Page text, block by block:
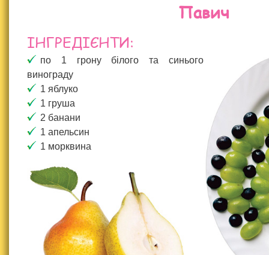
Павич
ІНГРЕДІЄНТИ:
по 1 грону білого та синього
винограду
1 яблуко
1 груша
2 банани
1 апельсин
1 морквина